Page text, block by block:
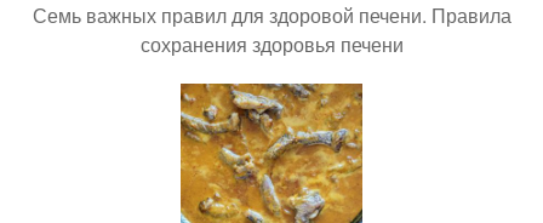
Семь важных правил для здоровой печени. Правила
сохранения здоровья печени